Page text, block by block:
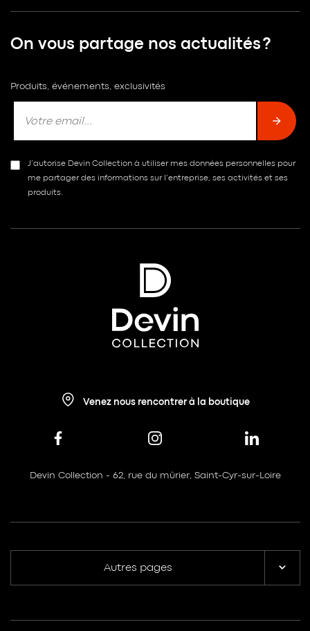
On vous partage nos actualités ?
Produits, événements, exclusivités
J’autorise Devin Collection à utiliser mes données personnelles pour
me partager des informations sur l’entreprise, ses activités et ses
produits.
Venez nous rencontrer à la boutique
Devin Collection - 62, rue du mûrier, Saint-Cyr-sur-Loire
Autres pages